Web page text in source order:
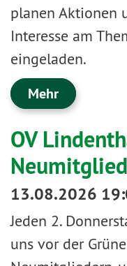
planen Aktionen
Interesse am
eingeladen.
Mehr
OV
13.08.2026
Jeden 2.
uns vor der